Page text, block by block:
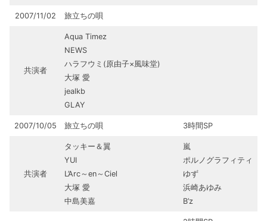
2007/11/02 旅立ちの唄
共演者
Aqua Timez
NEWS
ハラフウミ(原由子×風味堂)
大塚 愛
jealkb
GLAY
2007/10/05 旅立ちの唄 3時間SP
共演者
タッキー＆翼
YUI
L’Arc～en～Ciel
大塚 愛
中島美嘉
嵐
ポルノグラフィティ
ゆず
浜崎あゆみ
B’z